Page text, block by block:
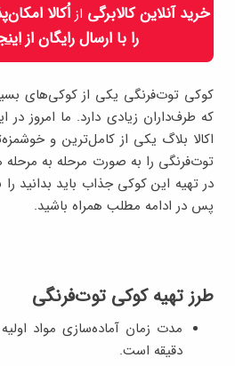
خرید آنلاین کالابرگی از اُکالا
را با ارسال رایگان از
کوکی توت‌فرنگی یکی از کوکی‌های
که طرف‌داران زیادی دارد. ما امروز
اکالا بلاگ یکی از کامل‌ترین و
توت‌فرنگی را به صورت مرحله به مرحله
در تهیه این کوکی جذاب باید بدانید
پس در ادامه مطلب همراه باشید.
طرز تهیه کوکی توت‌فرنگی
دقیقه است.